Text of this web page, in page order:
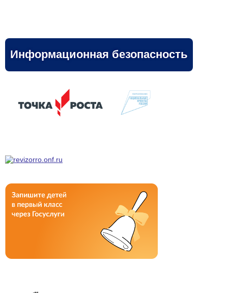
Информационная безопасность